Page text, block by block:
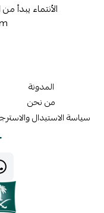
الأنتماء يبدأ
المدونة
من نحن
سياسة الاستبدال